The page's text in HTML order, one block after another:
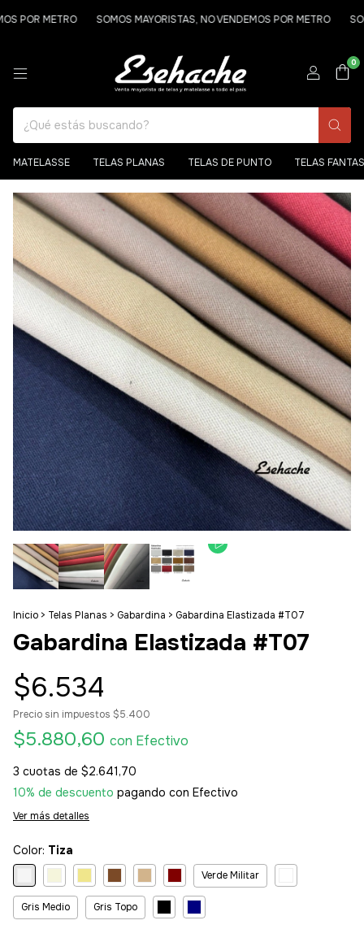
METRO SOMOS MAYORISTAS, NO VENDEMOS POR METRO SOMOS
0
MATELASSE TELAS PLANAS TELAS DE PUNTO TELAS
Inicio > Telas Planas > Gabardina > Gabardina Elastizada #T07
Gabardina Elastizada #T07
$6.534
Precio sin impuestos $5.400
$5.880,60 con Efectivo
3 cuotas de $2.641,70
10% de descuento pagando con Efectivo
Ver más detalles
Color: Tiza
Verde Militar
Gris Medio Gris Topo